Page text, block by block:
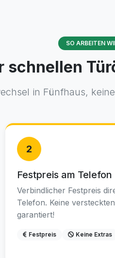
SO ARBEITEN
schnellen
in Fünfhaus,
2
Festpreis am Telefon
Verbindlicher Festpreis
Telefon. Keine
garantiert!
Festpreis Keine Extras